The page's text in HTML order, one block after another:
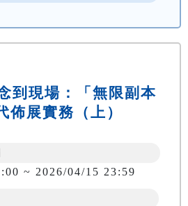
到現場：「無限副本
佈展實務（上）
~ 2026/04/15 23:59